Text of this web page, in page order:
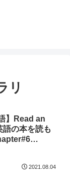
リ
】Read an
の本を読も
2021.08.04